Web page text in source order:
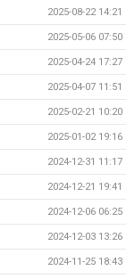
2025-08-22 14:21
2025-05-06 07:50
2025-04-24 17:27
2025-04-07 11:51
2025-02-21 10:20
2025-01-02 19:16
2024-12-31 11:17
2024-12-21 19:41
2024-12-06 06:25
2024-12-03 13:26
2024-11-25 18:43